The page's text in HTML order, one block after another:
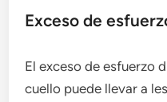
Exceso de
El exceso de esfuerzo
cuello puede llevar a